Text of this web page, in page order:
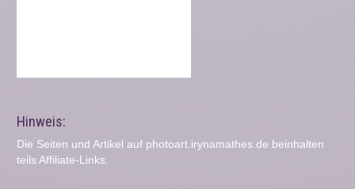
Hinweis:
Die Seiten und Artikel auf photoart.irynamathes.de beinhalten
teils Affiliate-Links.